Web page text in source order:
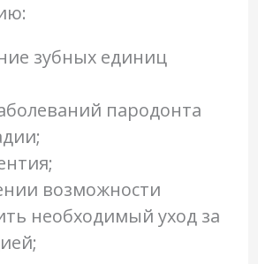
зубных единиц
пародонта
возможности
необходимый уход за